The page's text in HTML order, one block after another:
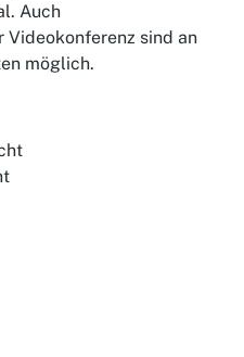
Auch
Videokonferenz sind an
möglich.